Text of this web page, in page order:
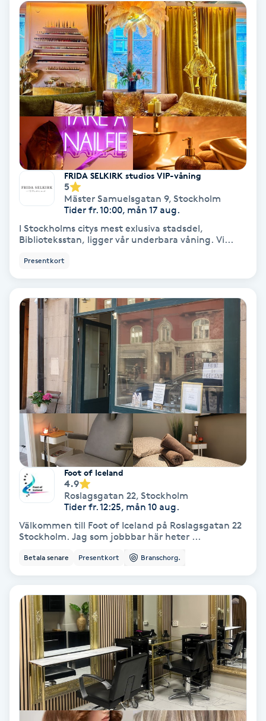
Torr hårbotten
Torrborstning
Triggerpunktsmassage
Trådning
Träning
Tvätt & Fön
Vaccination
Vaxning
Vaxning brasiliansk
Veterinär
Vibrationsmassage
Vinyasa Yoga
Volymfransar
Vårtor
Yoga Nidra
Yogamassage
Zonterapi
FRIDA SELKIRK studios VIP-våning
5
Mäster Samuelsgatan 9, Stockholm
Tider fr. 10:00, mån 17 aug.
I Stockholms citys mest exlusiva stadsdel,
Biblioteksstan, ligger vår underbara våning. Vi...
Presentkort
Foot of Iceland
4.9
Roslagsgatan 22, Stockholm
Tider fr. 12:25, mån 10 aug.
Välkommen till Foot of Iceland på Roslagsgatan 22
Stockholm. Jag som jobbbar här heter ...
Betala senare Presentkort Branschorg.